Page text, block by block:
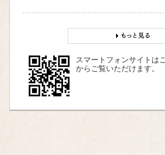
スマートフォンサイトは
からご覧いただけます。